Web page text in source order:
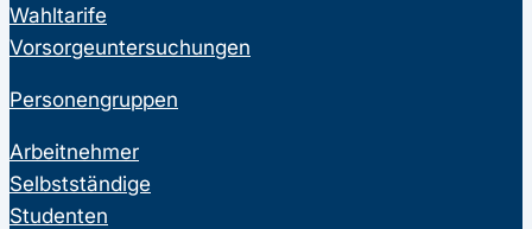
Wahltarife
Vorsorgeuntersuchungen
Personengruppen
Arbeitnehmer
Selbstständige
Studenten